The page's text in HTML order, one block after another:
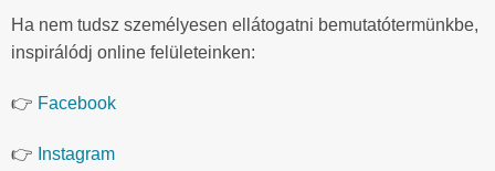
Ha nem tudsz személyesen ellátogatni bemutatótermünkbe,
inspirálódj online felületeinken:
👉 Facebook
👉 Instagram